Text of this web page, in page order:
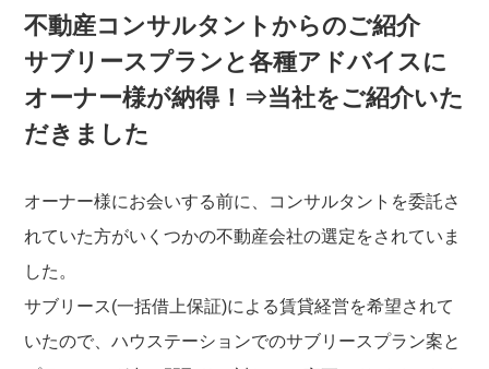
不動産コンサルタントからのご紹介
サブリースプランと各種アドバイスに
オーナー様が納得！⇒当社をご紹介いた
だきました
オーナー様にお会いする前に、コンサルタントを委託さ
れていた方がいくつかの不動産会社の選定をされていま
した。
サブリース(一括借上保証)による賃貸経営を希望されて
いたので、ハウステーションでのサブリースプラン案と